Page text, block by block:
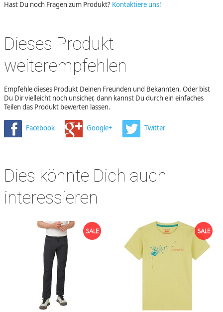
Hast Du noch Fragen zum Produkt? Kontaktiere uns!
Dieses Produkt
weiterempfehlen
Empfehle dieses Produkt Deinen Freunden und Bekannten. Oder bist
Du Dir vielleicht noch unsicher, dann kannst Du durch ein einfaches
Teilen das Produkt bewerten lassen.
Facebook Google+ Twitter
Dies könnte Dich auch
interessieren